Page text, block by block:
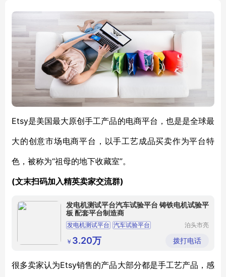
Etsy是美国最大原创手工产品的电商平台，也是是全球最
大的创意市场电商平台，以手工艺成品买卖作为平台特
色，被称为“祖母的地下收藏室”。
(文末扫码加入精英卖家交流群)
发电机测试平台汽车试验平台 铸铁电机试验平
板 配套平台制造商
发电机测试平台 汽车试验平台
电机试验平台
泊头市亮
备制造有
限公司
￥ 3.20万 拨打电话
很多卖家认为Etsy销售的产品大部分都是手工艺产品，感